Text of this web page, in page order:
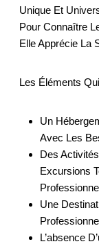
Unique Et
Pour Connaître
Elle Apprécie La
Les Éléments
Un
Avec Les
Des
Excursions
Une
L’absence